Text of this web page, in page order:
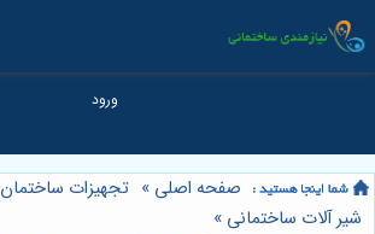
صفحه اصلی » تجهیزات ساختمان
شیر آلات ساختمانی »